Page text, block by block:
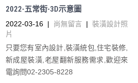
2022-五常街-3D示意圖
2022-03-16 | 尚無留言 | 裝潢設計照
片
只要您有室內設計,裝潢統包,住宅裝修,
新成屋裝潢,老屋翻新服務需求,歡迎來
電詢問02-2305-8228